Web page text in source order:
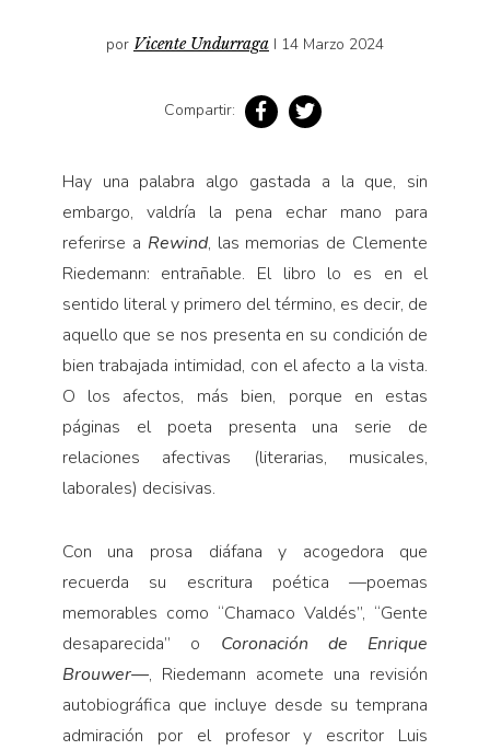
Pensamiento
Pensamiento ilustrado
Personaje
Personajes secundarios
Política
Relecturas
Sociedad
Turismo accidental
Vidas paralelas
Voces y lecturas
por Vicente Undurraga I 14 Marzo 2024
Compartir:
Hay una palabra algo gastada a la que, sin
embargo, valdría la pena echar mano para
referirse a Rewind, las memorias de Clemente
Riedemann: entrañable. El libro lo es en el
sentido literal y primero del término, es decir, de
aquello que se nos presenta en su condición de
bien trabajada intimidad, con el afecto a la vista.
O los afectos, más bien, porque en estas
páginas el poeta presenta una serie de
relaciones afectivas (literarias, musicales,
laborales) decisivas.
Con una prosa diáfana y acogedora que
recuerda su escritura poética —poemas
memorables como “Chamaco Valdés”, “Gente
desaparecida” o Coronación de Enrique
Brouwer—, Riedemann acomete una revisión
autobiográfica que incluye desde su temprana
admiración por el profesor y escritor Luis